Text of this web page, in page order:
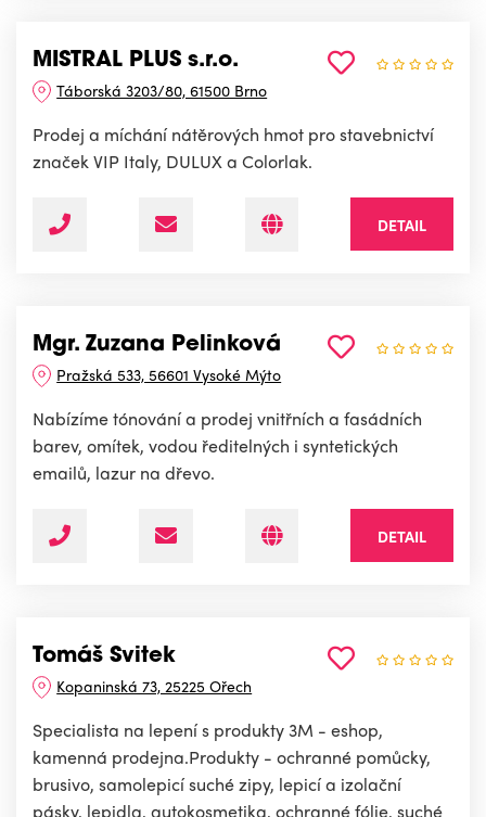
MISTRAL PLUS s.r.o.
Táborská 3203/80, 61500 Brno
Prodej a míchání nátěrových hmot pro stavebnictví
značek VIP Italy, DULUX a Colorlak.
DETAIL
Mgr. Zuzana Pelinková
Pražská 533, 56601 Vysoké Mýto
Nabízíme tónování a prodej vnitřních a fasádních
barev, omítek, vodou ředitelných i syntetických
emailů, lazur na dřevo.
DETAIL
Tomáš Svitek
Kopaninská 73, 25225 Ořech
Specialista na lepení s produkty 3M - eshop,
kamenná prodejna.Produkty - ochranné pomůcky,
brusivo, samolepicí suché zipy, lepicí a izolační
pásky, lepidla, autokosmetika, ochranné fólie, suché